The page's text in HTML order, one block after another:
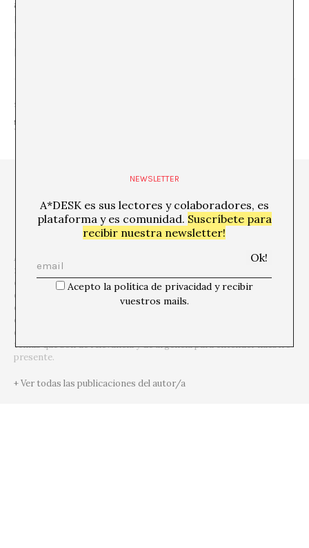
analiza «Estilo indirecto», una exposición que nos
habla de utopías y proyectos desestimados. Y Sonia
Fernández Pan se acerca a la relación entre arte y
política y sus paradojas constantes.
SHARE
A*DESK es una
plataforma crítica centrada en la edición, la
formación, la experimentación, la comunicación y la difusión
en relación a la cultura y el arte contemporáneos,que se
define desde la
transversalidad
. El punto de partida es el arte
contemporáneo, porque es de allí de donde venimos y esta
consciencia nos permite ir mucho más allá, incorporar otras
disciplinas y formas del pensamiento para hablar y debatir sobre
temas que son de relevancia y de urgencia para entender nuestro
presente.
+ Ver todas las publicaciones del autor/a
NEWSLETTER
A*DESK es sus lectores y colaboradores, es
plataforma y es comunidad. Suscríbete para
recibir nuestra newsletter!
Acepto la política de privacidad y recibir
vuestros mails.